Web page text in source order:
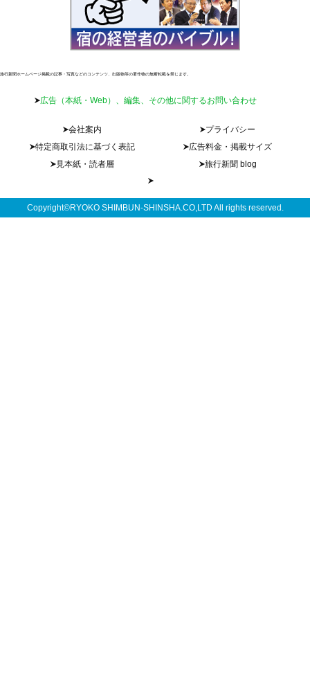
旅行新聞ホームページ掲載の記事・写真などのコンテンツ、出版物等の著作物の無断転載を禁じます。
広告（本紙・Web）、編集、その他に関するお問い合わせ
会社案内
プライバシー
特定商取引法に基づく表記
広告料金・掲載サイズ
見本紙・読者層
旅行新聞 blog
Copyright©RYOKO SHIMBUN-SHINSHA.CO,LTD All rights reserved.